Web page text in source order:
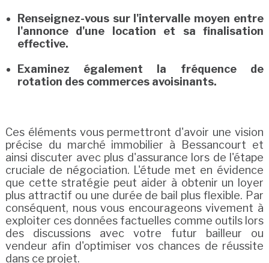
Renseignez-vous sur l'intervalle moyen entre
l'annonce d'une location et sa finalisation
effective.
Examinez également la fréquence de
rotation des commerces avoisinants.
Ces éléments vous permettront d'avoir une vision
précise du marché immobilier à Bessancourt et
ainsi discuter avec plus d'assurance lors de l'étape
cruciale de négociation. L'étude met en évidence
que cette stratégie peut aider à obtenir un loyer
plus attractif ou une durée de bail plus flexible. Par
conséquent, nous vous encourageons vivement à
exploiter ces données factuelles comme outils lors
des discussions avec votre futur bailleur ou
vendeur afin d'optimiser vos chances de réussite
dans ce projet.